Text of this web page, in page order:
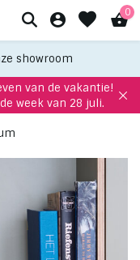
0
showroom
van de vakantie!
week van 28 juli.